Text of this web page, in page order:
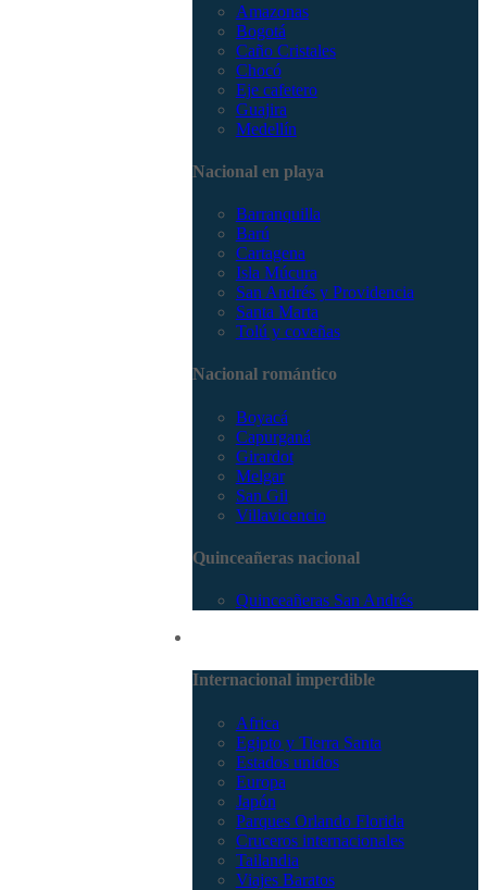
Amazonas
Bogotá
Caño Cristales
Chocó
Eje cafetero
Guajira
Medellín
Nacional en playa
Barranquilla
Barú
Cartagena
Isla Múcura
San Andrés y Providencia
Santa Marta
Tolú y coveñas
Nacional romántico
Boyacá
Capurganá
Girardot
Melgar
San Gil
Villavicencio
Quinceañeras nacional
Quinceañeras San Andrés
Internacional imperdible
Africa
Egipto y Tierra Santa
Estados unidos
Europa
Japón
Parques Orlando Florida
Cruceros internacionales
Tailandia
Viajes Baratos